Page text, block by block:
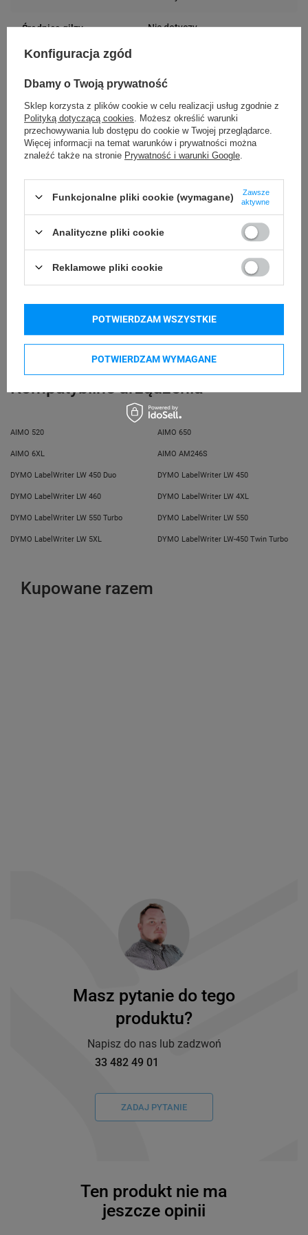
Średnica gilzy Nie dotyczy
Kolor etykiety
Rodzaj etykiety Wodoodporna
Szerokość etykiety 32 mm
Długość etykiety 57 mm
Trudne
Podmiot
AVERY ZWECKFORM
GmbH
Miesbacher Str. 5
D-83626 Oberlaindern
Miesbacher Str. 5
D-83626 Oberlaindern
(Niemcy)
Kompatybilne urządzenia
AIMO 520 AIMO 650
AIMO 6XL AIMO AM246S
DYMO LabelWriter LW 450 Duo DYMO LabelWriter LW 450
DYMO LabelWriter LW 460 DYMO LabelWriter LW 4XL
DYMO LabelWriter LW 550 Turbo DYMO LabelWriter LW 550
DYMO LabelWriter LW 5XL DYMO LabelWriter LW-450 Twin Turbo
Kupowane razem
Masz pytanie do tego
produktu?
Napisz do nas lub zadzwoń
33 482 49 01
ZADAJ PYTANIE
Ten produkt nie ma
jeszcze opinii
Konfiguracja zgód
Dbamy o Twoją prywatność
Sklep korzysta z plików cookie w celu realizacji usług zgodnie z
Polityką dotyczącą cookies . Możesz określić warunki
przechowywania lub dostępu do cookie w Twojej przeglądarce.
Więcej informacji na temat warunków i prywatności można
znaleźć także na stronie Prywatność i warunki Google
Funkcjonalne pliki cookie (wymagane)
Zawsze
aktywne
Analityczne pliki cookie
Reklamowe pliki cookie
POTWIERDZAM WYMAGANE
POTWIERDZAM WSZYSTKIE